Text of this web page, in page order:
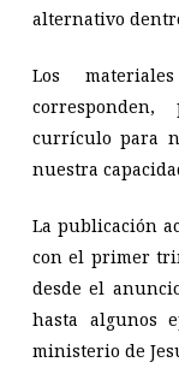
alternativo
Los
currículo para
nuestra
La publicación
con el primer
desde el
hasta algunos
ministerio de